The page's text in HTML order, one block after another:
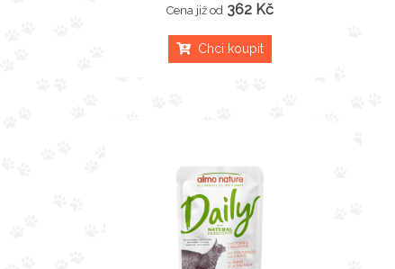
Cena již od 362 Kč
Chci koupit